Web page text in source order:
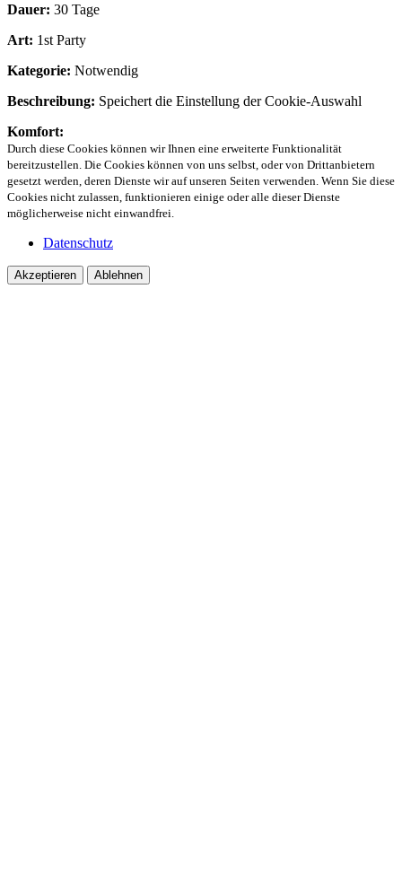
Dauer: 30 Tage
Art: 1st Party
Kategorie: Notwendig
Beschreibung: Speichert die Einstellung der Cookie-Auswahl
Komfort:
Durch diese Cookies können wir Ihnen eine erweiterte Funktionalität
bereitzustellen. Die Cookies können von uns selbst, oder von Drittanbietern
gesetzt werden, deren Dienste wir auf unseren Seiten verwenden. Wenn Sie diese
Cookies nicht zulassen, funktionieren einige oder alle dieser Dienste
möglicherweise nicht einwandfrei.
Datenschutz
Akzeptieren Ablehnen